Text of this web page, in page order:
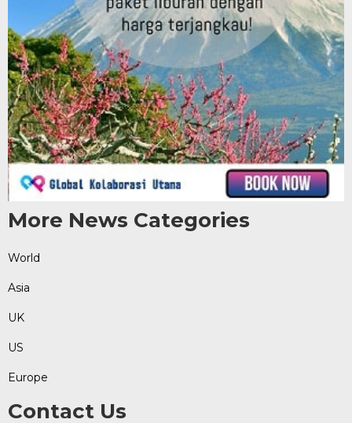
More News Categories
World
Asia
UK
US
Europe
Contact Us